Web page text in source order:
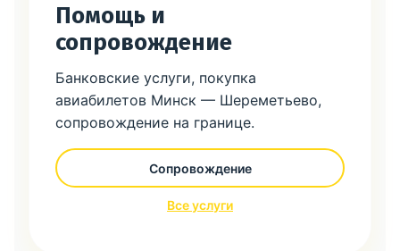
Помощь и
сопровождение
Банковские услуги, покупка
авиабилетов Минск — Шереметьево,
сопровождение на границе.
Сопровождение
Все услуги